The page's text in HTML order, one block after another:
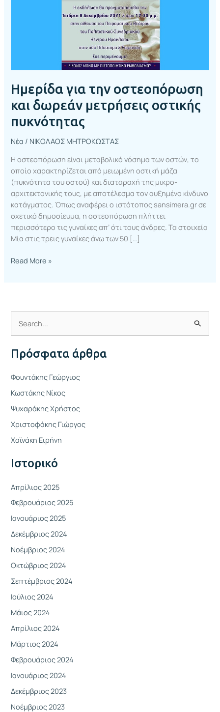
Ημερίδα για την οστεοπόρωση
και δωρεάν μετρήσεις οστικής
πυκνότητας
Νέα / ΝΙΚΟΛΑΟΣ ΜΗΤΡΟΚΩΣΤΑΣ
Η οστεοπόρωση είναι μεταβολικό νόσημα των οστών, το
οποίο χαρακτηρίζεται από μειωμένη οστική μάζα
(πυκνότητα του οστού) και διαταραχή της μικρο-
αρχιτεκτονικής τους, με αποτέλεσμα τον αυξημένο κίνδυνο
κατάγματος. Όπως αναφέρει ο ιστότοπος sansimera.gr σε
σχετικό δημοσίευμα, η οστεοπόρωση πλήττει
περισσότερο τις γυναίκες απ’ ότι τους άνδρες. Τα στοιχεία
Μία στις τρεις γυναίκες άνω των 50 […]
Read More »
ν
α
ή
τ
η
σ
η
ι
Πρόσφατα άρθρα
Φουντάκης Γεώργιος
Κωστάκης Νίκος
Ψυχαράκης Χρήστος
Χριστοφάκης Γιώργος
Χαϊνάκη Ειρήνη
Ιστορικό
Απρίλιος 2025
Φεβρουάριος 2025
Ιανουάριος 2025
Δεκέμβριος 2024
Νοέμβριος 2024
Οκτώβριος 2024
Σεπτέμβριος 2024
Ιούλιος 2024
Μάιος 2024
Απρίλιος 2024
Μάρτιος 2024
Φεβρουάριος 2024
Ιανουάριος 2024
Δεκέμβριος 2023
Νοέμβριος 2023